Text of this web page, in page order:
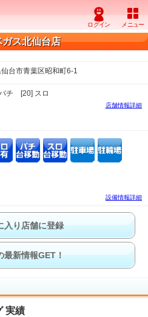
ガス北仙台店
台市青葉区昭和町6-1
チ [20] スロ
店舗情報詳細
設備情報詳細
入り店舗に登録
最新情報GET！
実績